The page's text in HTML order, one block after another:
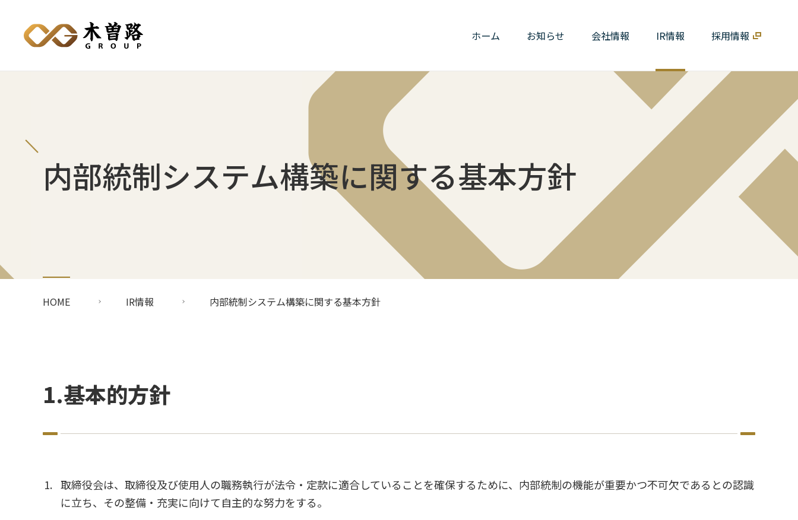
ホーム お知らせ 会社情報 IR情報 採用情報
内部統制システム構築に関する基本方針
HOME IR情報 内部統制システム構築に関する基本方針
1.基本的方針
取締役会は、取締役及び使用人の職務執行が法令・定款に適合していることを確保するために、内部統制の機能が重要かつ不可欠であるとの認識
に立ち、その整備・充実に向けて自主的な努力をする。